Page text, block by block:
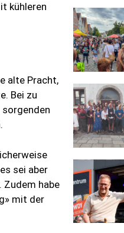
kühleren
alte Pracht,
Bei zu
sei aber
Zudem habe
mit der